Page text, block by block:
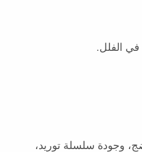
في الفلل.
وجودة سلسلة توريد،